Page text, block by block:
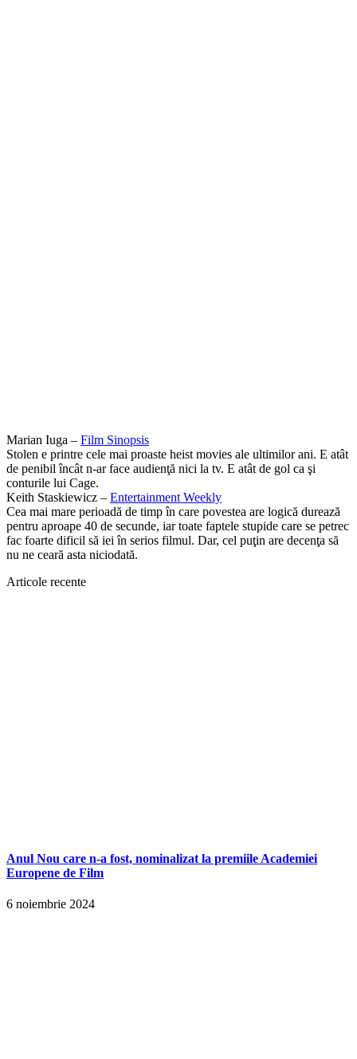
Marian Iuga – Film Sinopsis
Stolen e printre cele mai proaste heist movies ale ultimilor ani. E atât
de penibil încât n-ar face audienţă nici la tv. E atât de gol ca şi
conturile lui Cage.
Keith Staskiewicz – Entertainment Weekly
Cea mai mare perioadă de timp în care povestea are logică durează
pentru aproape 40 de secunde, iar toate faptele stupide care se petrec
fac foarte dificil să iei în serios filmul. Dar, cel puţin are decenţa să
nu ne ceară asta niciodată.
Articole recente
Anul Nou care n-a fost, nominalizat la premiile Academiei
Europene de Film
6 noiembrie 2024